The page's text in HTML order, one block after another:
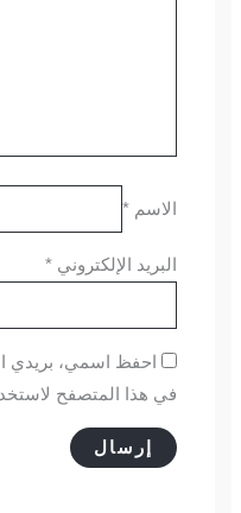
الاسم *
البريد الإلكتروني *
احفظ اسمي، بريدي
في هذا المتصفح